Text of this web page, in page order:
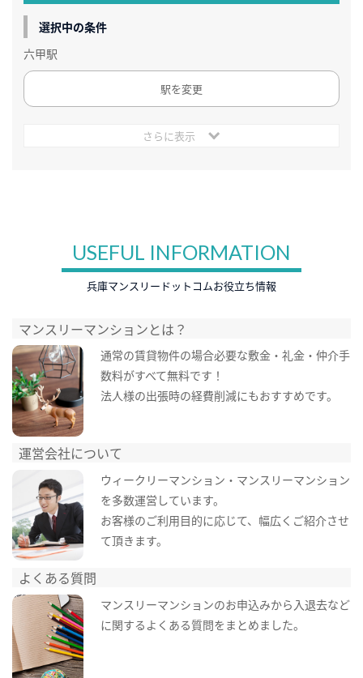
選択中の条件
六甲駅
駅を変更
さらに表示
USEFUL INFORMATION
兵庫マンスリードットコムお役立ち情報
マンスリーマンションとは？
通常の賃貸物件の場合必要な敷金・礼金・仲介手
数料がすべて無料です！
法人様の出張時の経費削減にもおすすめです。
運営会社について
ウィークリーマンション・マンスリーマンション
を多数運営しています。
お客様のご利用目的に応じて、幅広くご紹介させ
て頂きます。
よくある質問
マンスリーマンションのお申込みから入退去など
に関するよくある質問をまとめました。